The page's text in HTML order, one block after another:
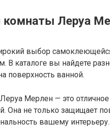
комнаты Леруа
выбор
В каталоге вы найдете
поверхность ванной.
Мерлен — это
не только защищает
вашему интерьеру.